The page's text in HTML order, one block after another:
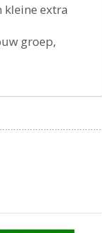
kleine extra
groep,